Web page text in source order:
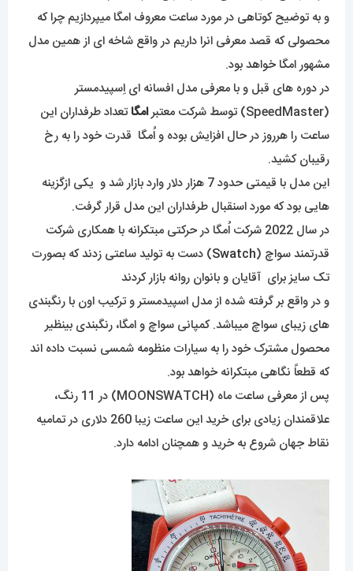
و به توضیح کوتاهی در مورد ساعت معروف امگا میپردازیم چرا که
محصولی که قصد معرفی انرا داریم در واقع شاخه ای از همین مدل
مشهور امگا خواهد بود.
در دوره های قبل و با معرفی مدل افسانه ای اِسپیدمستر
(SpeedMaster) توسط شرکت معتبر
امگا تعداد طرفداران این
ساعت را هرروز در حال افزایش بوده و اُمگا قدرت خود را به رخ
رقیبان کشید.
این مدل با قیمتی حدود 7 هزار دلار وارد بازار شد و یکی ازگزینه
هایی بود که مورد اسنقبال طرفداران این مدل قرار گرفت.
در سال 2022 شرکت اُمگا در حرکتی مبتکرانه با همکاری شرکت
قدرتمند سواچ (Swatch) دست به تولید ساعتی زدند که بصورت
تک سایز برای آقایان و بانوان روانه بازار کردند
و در واقع بر گرفته شده از مدل اسپیدمستر و ترکیب اون با رنگبندی
های زیبای سواچ میباشد. کمپانی سواچ و امگا، رنگبندی بینظیر
محصول مشترک خود را به سیارات منظومه شمسی نسبت داده اند
که قطعاً نگاهی مبتکرانه خواهد بود.
پس از معرفی ساعت ماه (MOONSWATCH) در 11 رنگ،
علاقمندان زیادی برای خرید این ساعت زیبا 260 دلاری در تمامیه
نقاط جهان شروع به خرید و همچنان ادامه دارد.